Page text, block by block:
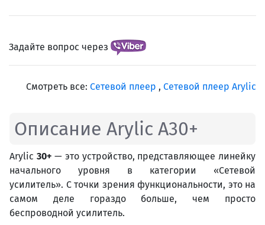
Задайте вопрос через
Смотреть все: Сетевой плеер , Сетевой плеер Arylic
Описание Arylic A30+
Arylic 30+ — это устройство, представляющее линейку
начального уровня в категории «Сетевой
усилитель». С точки зрения функциональности, это на
самом деле гораздо больше, чем просто
беспроводной усилитель.